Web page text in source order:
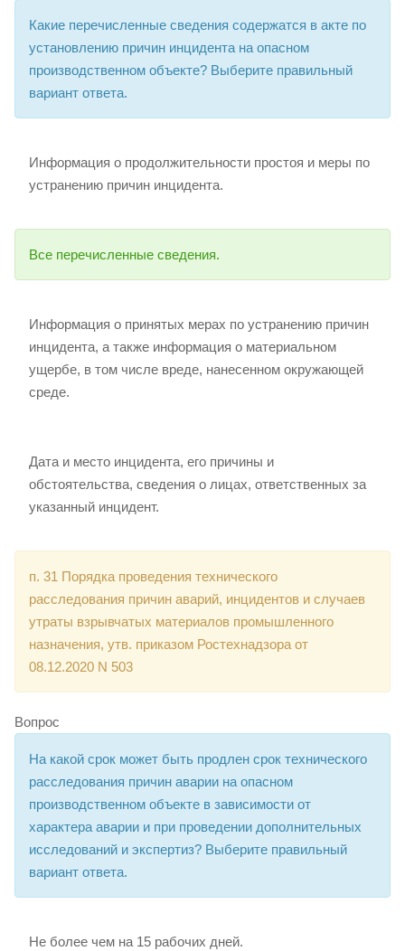
Какие перечисленные сведения содержатся в акте по
установлению причин инцидента на опасном
производственном объекте? Выберите правильный
вариант ответа.
Информация о продолжительности простоя и меры по
устранению причин инцидента.
Все перечисленные сведения.
Информация о принятых мерах по устранению причин
инцидента, а также информация о материальном
ущербе, в том числе вреде, нанесенном окружающей
среде.
Дата и место инцидента, его причины и
обстоятельства, сведения о лицах, ответственных за
указанный инцидент.
п. 31 Порядка проведения технического
расследования причин аварий, инцидентов и случаев
утраты взрывчатых материалов промышленного
назначения, утв. приказом Ростехнадзора от
08.12.2020 N 503
Вопрос
На какой срок может быть продлен срок технического
расследования причин аварии на опасном
производственном объекте в зависимости от
характера аварии и при проведении дополнительных
исследований и экспертиз? Выберите правильный
вариант ответа.
Не более чем на 15 рабочих дней.